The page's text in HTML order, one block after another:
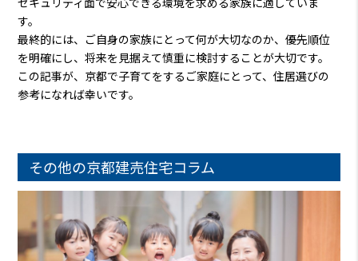
す。
最終的には、ご自身の家族にとって何が大切なのか、優先順位
を明確にし、将来を見据えて慎重に検討することが大切です。
この記事が、京都で子育てをするご家庭にとって、住居選びの
参考になれば幸いです。
その他の京都建売住宅コラム